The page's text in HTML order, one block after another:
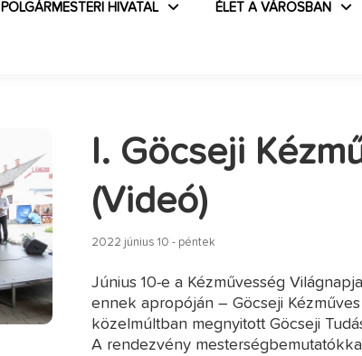
POLGÁRMESTERI HIVATAL ÉLET A VÁROSBAN
I. Göcseji
(Videó)
2022 június 10 - péntek
Június 10-e a Kézművesség
ennek apropóján – Göcseji
közelmúltban megnyitott Göcseji
A rendezvény